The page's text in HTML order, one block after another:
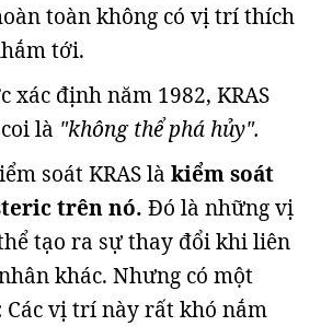
toàn không có vị trí thích
tới.
xác định năm 1982, KRAS
là "không thể phá hủy".
soát KRAS là kiểm soát
trên nó. Đó là những vị
tạo ra sự thay đổi khi liên
khác. Nhưng có một
vị trí này rất khó nắm